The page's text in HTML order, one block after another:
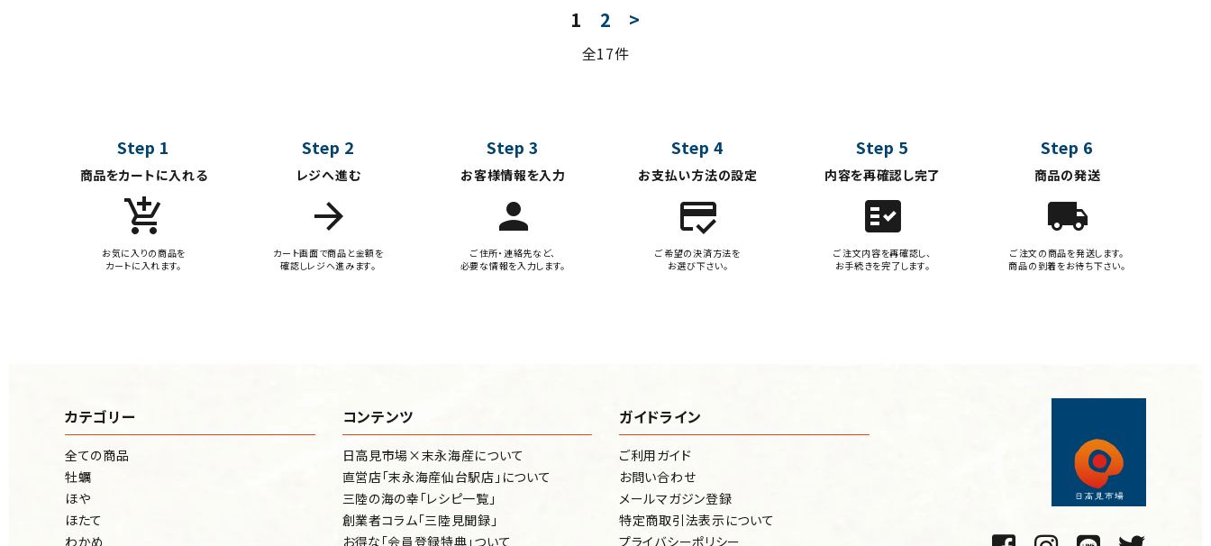
1 2 >
全17件
Step 1
商品をカートに入れる
add_shopping_cart
お気に入りの商品を
カートに入れます。
Step 2
レジへ進む
arrow_forward
カート画面で商品と金額を
確認しレジへ進みます。
Step 3
お客様情報を入力
person
ご住所・連絡先など、
必要な情報を入力します。
Step 4
お支払い方法の設定
credit_score
ご希望の決済方法を
お選び下さい。
Step 5
内容を再確認し完了
fact_check
ご注文内容を再確認し、
お手続きを完了します。
Step 6
商品の発送
local_shipping
ご注文の商品を発送します。
商品の到着をお待ち下さい。
カテゴリー
全ての商品
牡蠣
ほや
ほたて
わかめ
コンテンツ
日高見市場×末永海産について
直営店「末永海産仙台駅店」について
三陸の海の幸「レシピ一覧」
創業者コラム「三陸見聞録」
お得な「会員登録特典」ついて
ガイドライン
ご利用ガイド
お問い合わせ
メールマガジン登録
特定商取引法表示について
プライバシーポリシー